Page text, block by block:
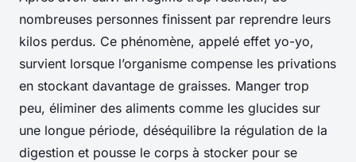
nombreuses personnes finissent par reprendre leurs
kilos perdus. Ce phénomène, appelé effet yo-yo,
survient lorsque l’organisme compense les privations
en stockant davantage de graisses. Manger trop
peu, éliminer des aliments comme les glucides sur
une longue période, déséquilibre la régulation de la
digestion et pousse le corps à stocker pour se